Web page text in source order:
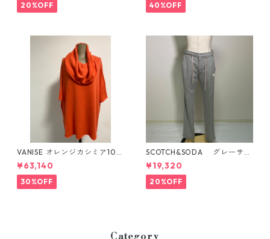
20%OFF 40%OFF
VANISE オレンジカシミア10
0%オフタートル、脇スリット
オーバーサイズデザインセー
ターイタリ製
¥63,140
30%OFF
SCOTCH&SODA グレーサイ
ドライン入りパンツ
¥19,320
20%OFF